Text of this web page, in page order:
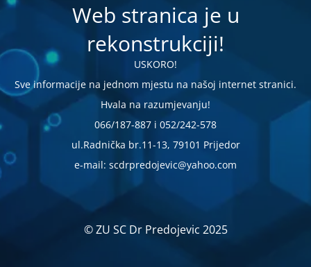
Web stranica je u
rekonstrukciji!
USKORO!
Sve informacije na jednom mjestu na našoj internet stranici.
Hvala na razumjevanju!
066/187-887 i 052/242-578
ul.Radnička br.11-13, 79101 Prijedor
e-mail: scdrpredojevic@yahoo.com
© ZU SC Dr Predojevic 2025